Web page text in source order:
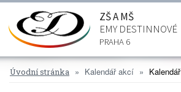
ZŠ A MŠ
EMY DESTINNOVÉ
PRAHA 6
Úvodní stránka Kalendář akcí Kalendář